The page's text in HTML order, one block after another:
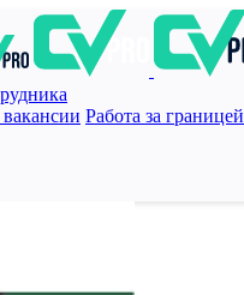
Работа за границей